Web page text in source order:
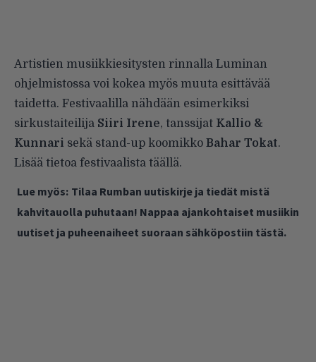
Artistien musiikkiesitysten rinnalla Luminan
ohjelmistossa voi kokea myös muuta esittävää
taidetta. Festivaalilla nähdään esimerkiksi
sirkustaiteilija Siiri Irene, tanssijat Kallio &
Kunnari sekä stand-up koomikko Bahar Tokat.
Lisää tietoa festivaalista täällä.
Lue myös: Tilaa Rumban uutiskirje ja tiedät mistä
kahvitauolla puhutaan! Nappaa ajankohtaiset musiikin
uutiset ja puheenaiheet suoraan sähköpostiin tästä.